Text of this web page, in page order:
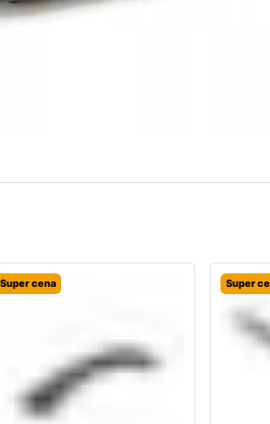
Super cena Super